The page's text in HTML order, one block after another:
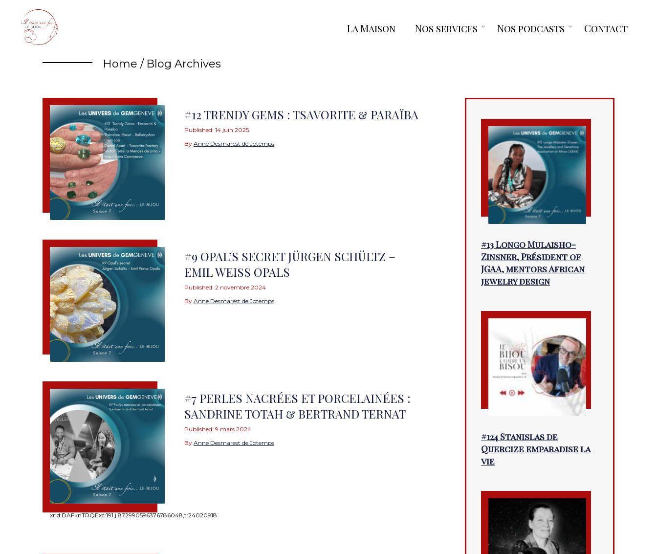
content
La Maison Nos services
OpenNos podcasts
OpenContact
Home / Blog Archives
#12 TRENDY GEMS : TSAVORITE & PARAÏBA
Published: 14 juin 2025
By Anne Desmarest de Jotemps
#9 OPAL’S SECRET JÜRGEN SCHÜLTZ –
EMIL WEISS OPALS
Published: 2 novembre 2024
By Anne Desmarest de Jotemps
xr:d:DAFknTRQExc:191,j:872990596376786048,t:24020918
#7 PERLES NACRÉES ET PORCELAINÉES :
SANDRINE TOTAH & BERTRAND TERNAT
Published: 9 mars 2024
By Anne Desmarest de Jotemps
#13 Longo Mulaisho-
Zinsner, Président of
JGAA, mentors African
jewelry design
#124 Stanislas de
Quercize emparadise la
vie